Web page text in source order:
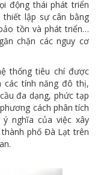
động thái phát triển
lập sự cân bằng
tồn và phát triển…
chặn các nguy cơ
thống tiêu chí được
các tính năng đô thị,
đa dạng, phức tạp
cách phân tích
nghĩa của việc xây
phố Đà Lạt trên